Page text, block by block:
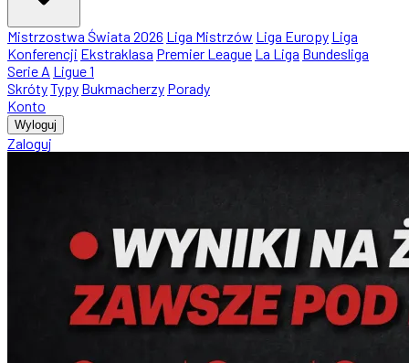
Mistrzostwa Świata 2026 Liga Mistrzów Liga Europy Liga
Konferencji Ekstraklasa Premier League La Liga Bundesliga
Serie A Ligue 1
SkrótyTypy Bukmacherzy Porady
Konto
Wyloguj
Zaloguj